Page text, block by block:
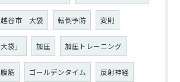
越谷市 大袋 転倒予防 変則
大袋」 加圧 加圧トレーニング
腹筋 ゴールデンタイム 反射神経